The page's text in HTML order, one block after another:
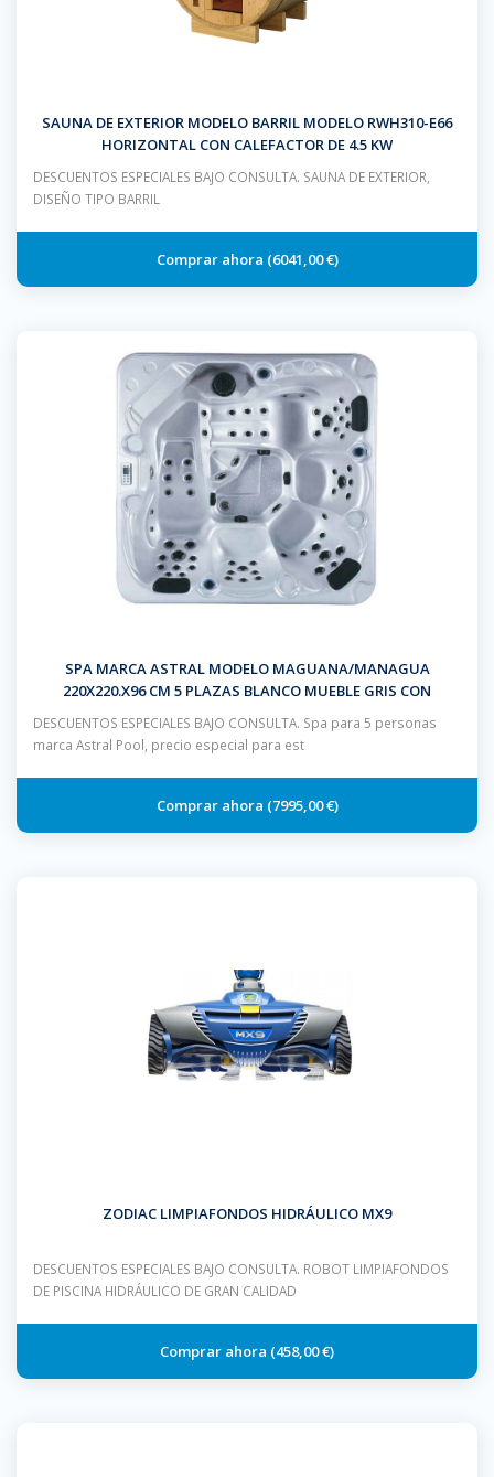
SAUNA DE EXTERIOR MODELO BARRIL MODELO RWH310-E66
HORIZONTAL CON CALEFACTOR DE 4.5 KW
DESCUENTOS ESPECIALES BAJO CONSULTA. SAUNA DE EXTERIOR,
DISEÑO TIPO BARRIL
6041,00 €
SPA MARCA ASTRAL MODELO MAGUANA/MANAGUA
220X220.X96 CM 5 PLAZAS BLANCO MUEBLE GRIS CON
DESCUENTOS ESPECIALES BAJO CONSULTA. Spa para 5 personas
marca Astral Pool, precio especial para est
7995,00 €
ZODIAC LIMPIAFONDOS HIDRÁULICO MX9
DESCUENTOS ESPECIALES BAJO CONSULTA. ROBOT LIMPIAFONDOS
DE PISCINA HIDRÁULICO DE GRAN CALIDAD
458,00 €